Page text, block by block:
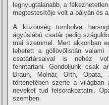
legnyugtalanabb, a
megtestesí­tője volt a pályán és
A közönség tombolva
ágyúslábú csatár pedig
mai szemmel. Mert akkoriban
lehetett a góllövőlistán
csatártársaival is nehéz
fenntartani. Gondoljunk csak
Braun, Molnár, Orth, Opata,
történetében szerte a
neveket tud felsorakoztatni.
szemben.